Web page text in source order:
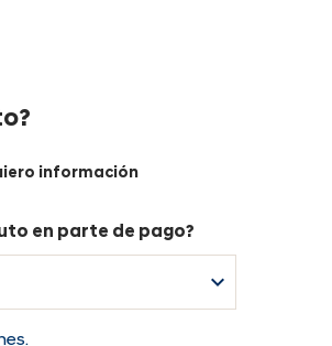
información
en parte de pago?